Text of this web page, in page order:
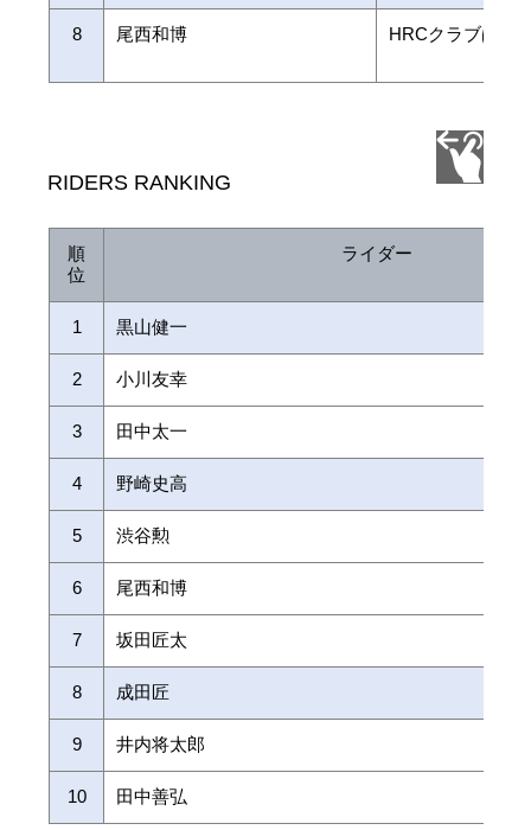
8 尾西和博 HRCクラブぱわ
RIDERS RANKING
順
位
ライダー
1 黒山健一
2 小川友幸
3 田中太一
4 野崎史高
5 渋谷勲
6 尾西和博
7 坂田匠太
8 成田匠
9 井内将太郎
10 田中善弘